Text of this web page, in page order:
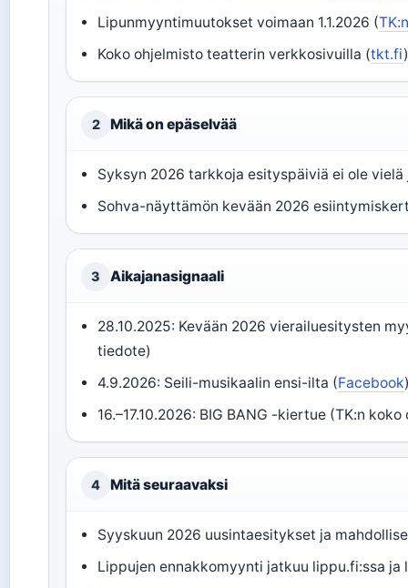
Lipunmyyntimuutokset voimaan 1.1.2026 (
Koko ohjelmisto teatterin verkkosivuilla (tkt.fi
2 Mikä on epäselvää
Syksyn 2026 tarkkoja esityspäiviä ei ole
Sohva-näyttämön kevään 2026
3 Aikajanasignaali
28.10.2025: Kevään 2026 vierailuesitysten
tiedote)
4.9.2026: Seili-musikaalin ensi-ilta (Facebook
16.–17.10.2026: BIG BANG -kiertue (TK:n
4 Mitä seuraavaksi
Syyskuun 2026 uusintaesitykset ja
Lippujen ennakkomyynti jatkuu lippu.fi:ssa ja